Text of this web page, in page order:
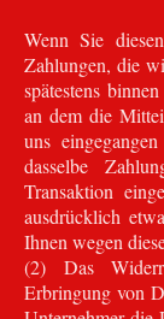
Wenn Sie
Zahlungen, die
spätestens
an dem die
uns
dasselbe
Transaktion
ausdrücklich
Ihnen wegen
(2) Das
Erbringung von